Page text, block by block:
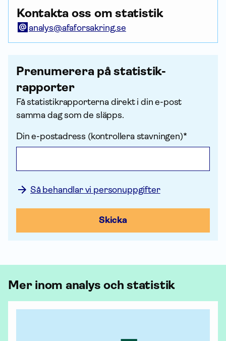
Kontakta oss om statistik
analys@afaforsakring.se
Prenumerera på statistik­
rapporter
Få statistik­rapporterna direkt i din e-post
samma dag som de släpps.
Din e-postadress (kontrollera stavningen)*
Så behandlar vi personuppgifter
Skicka
Mer inom analys och statistik